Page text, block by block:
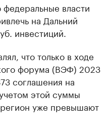
федеральные власти
на Дальний
инвестиций.
что только в ходе
форума (ВЭФ) 2023
соглашения на
этой суммы
уже превышают